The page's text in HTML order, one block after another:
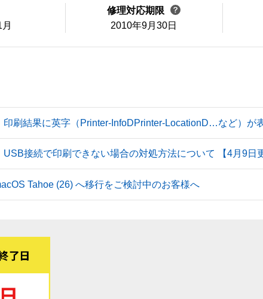
修理対応期限
2010年9月30日
印刷結果に英字（Printer-InfoDPrinter-LocationD…など）が
USB接続で印刷できない場合の対処方法について 【4月9日
Tahoe (26) へ移行をご検討中のお客様へ